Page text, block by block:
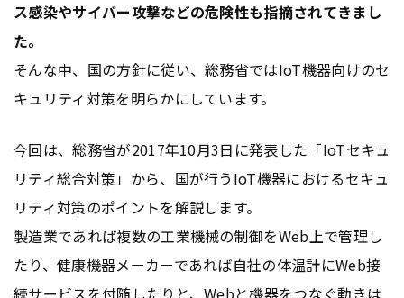
ス感染やサイバー攻撃などの危険性も指摘されてきまし
た。
そんな中、国の方針に従い、総務省ではIoT機器向けのセ
キュリティ対策を明らかにしています。
今回は、総務省が2017年10月3日に発表した「IoTセキュ
リティ総合対策」から、国が行うIoT機器におけるセキュ
リティ対策のポイントを解説します。
製造業であれば複数の工業機械の制御をWeb上で管理し
たり、健康機器メーカーであれば自社の体温計にWeb接
続サービスを付随したりと、Webと機器をつなぐ動きは